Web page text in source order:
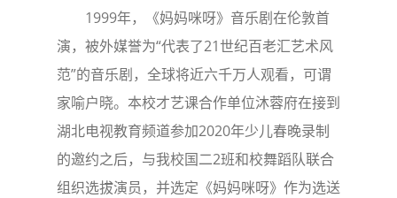
1999年，《妈妈咪呀》音乐剧在伦敦首
演，被外媒誉为“代表了21世纪百老汇艺术风
范”的音乐剧，全球将近六千万人观看，可谓
家喻户晓。本校才艺课合作单位沐蓉府在接到
湖北电视教育频道参加2020年少儿春晚录制
的邀约之后，与我校国二2班和校舞蹈队联合
组织选拔演员，并选定《妈妈咪呀》作为选送